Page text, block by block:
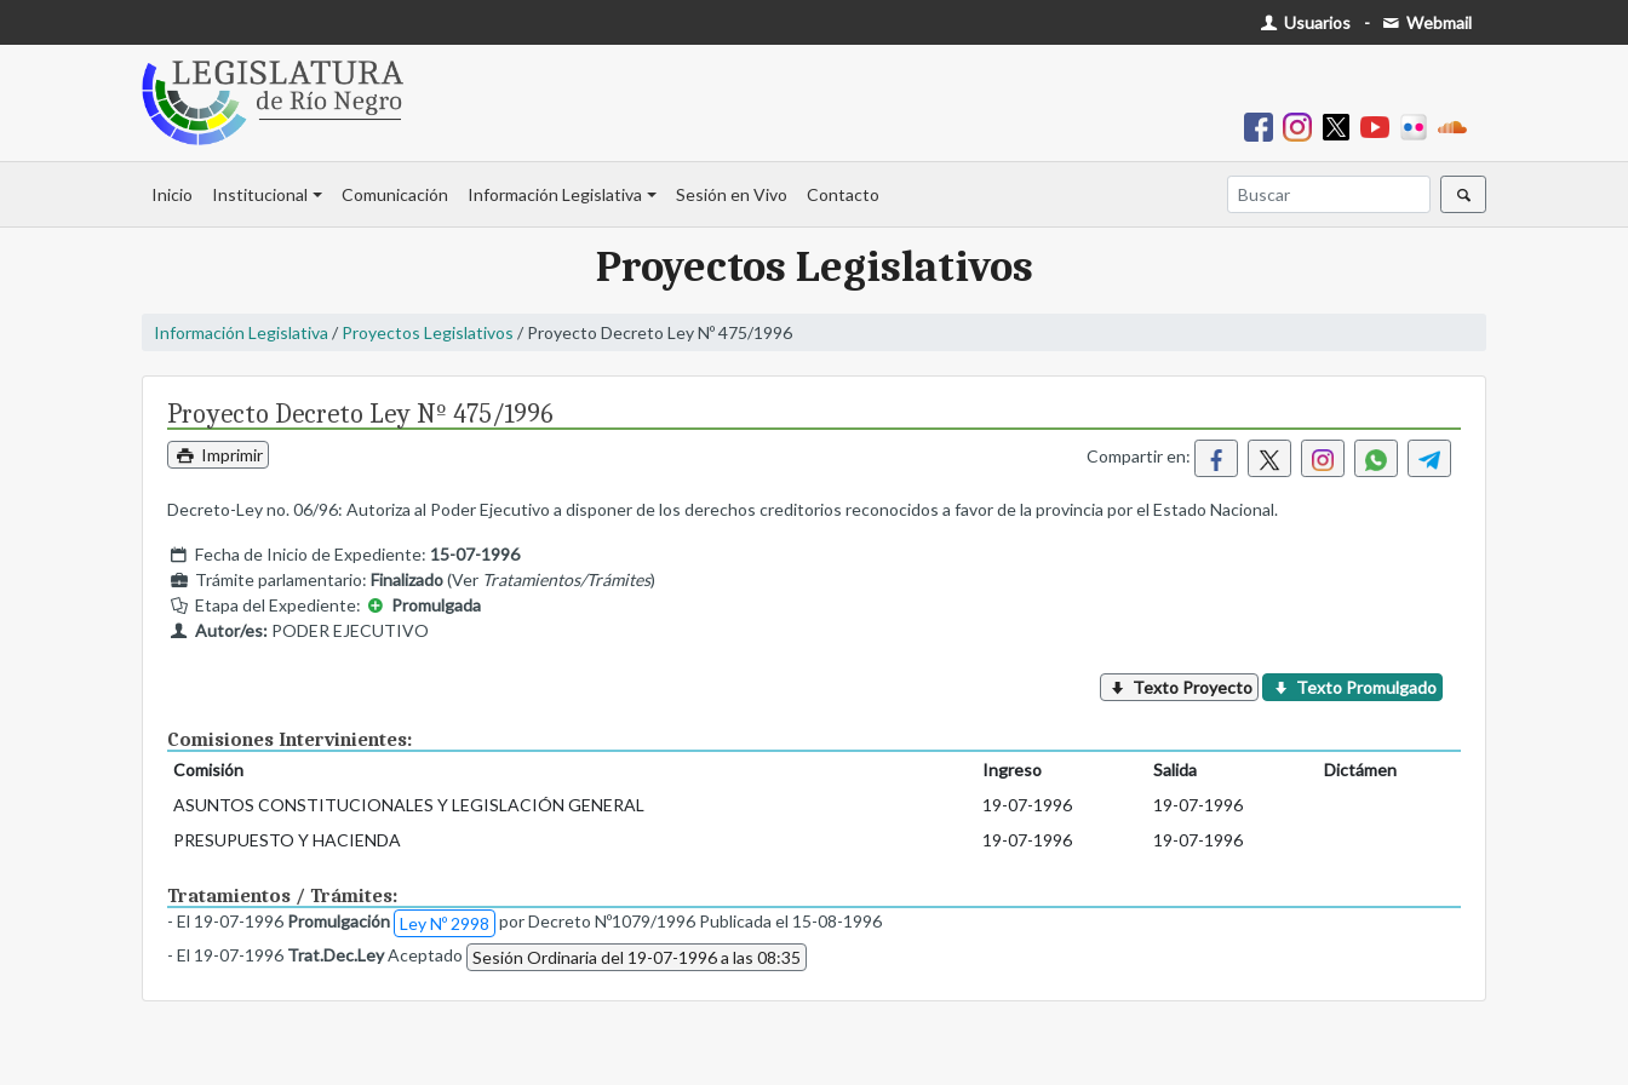
Usuarios - Webmail
Inicio Institucional Comunicación Información Legislativa Sesión en Vivo Contacto
Proyectos Legislativos
Información Legislativa / Proyectos Legislativos / Proyecto Decreto Ley Nº 475/1996
Proyecto Decreto Ley Nº 475/1996
Imprimir Compartir en:
Decreto-Ley no. 06/96: Autoriza al Poder Ejecutivo a disponer de los derechos creditorios reconocidos a favor de la provincia por el Estado Nacional.
Fecha de Inicio de Expediente: 15-07-1996
Trámite parlamentario: Finalizado(Ver Tratamientos/Trámites)
Etapa del Expediente:
Promulgada
Autor/es:PODER EJECUTIVO
Texto Proyecto Texto Promulgado
Comisiones Intervinientes:
Comisión Ingreso Salida
Dictámen
ASUNTOS CONSTITUCIONALES Y LEGISLACIÓN GENERAL
19-07-1996
19-07-1996
PRESUPUESTO Y HACIENDA
19-07-1996 19-07-1996
Tratamientos / Trámites:
- El 19-07-1996 Promulgación Ley Nº 2998 por Decreto Nº1079/1996 Publicada el 15-08-1996
- El 19-07-1996 Trat.Dec.LeyAceptado Sesión Ordinaria del 19-07-1996 a las 08:35